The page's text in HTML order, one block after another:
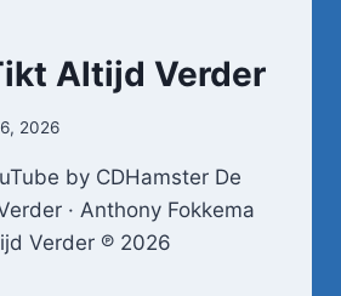
Altijd Verder
2026
by CDHamster De
· Anthony Fokkema
Verder ℗ 2026